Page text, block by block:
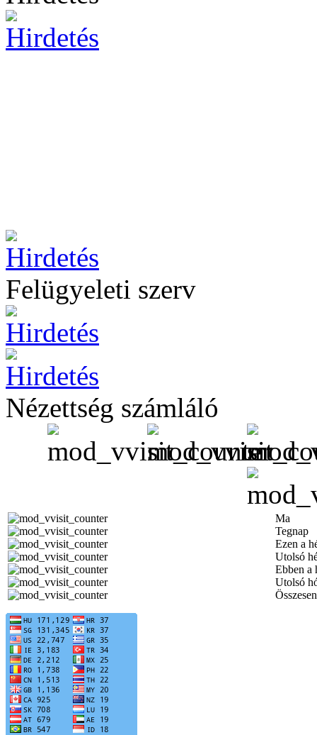
Felügyeleti szerv
Nézettség számláló
Ma
Tegnap
Ezen a
Utolsó
Ebben a
Utolsó
Összesen